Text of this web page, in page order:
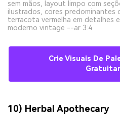
sem mãos, layout limpo com
ilustrados, cores predominantes
terracota vermelha em detalhes
moderno vintage --ar 3:4
Crie Visuais De
10) Herbal Apothecary